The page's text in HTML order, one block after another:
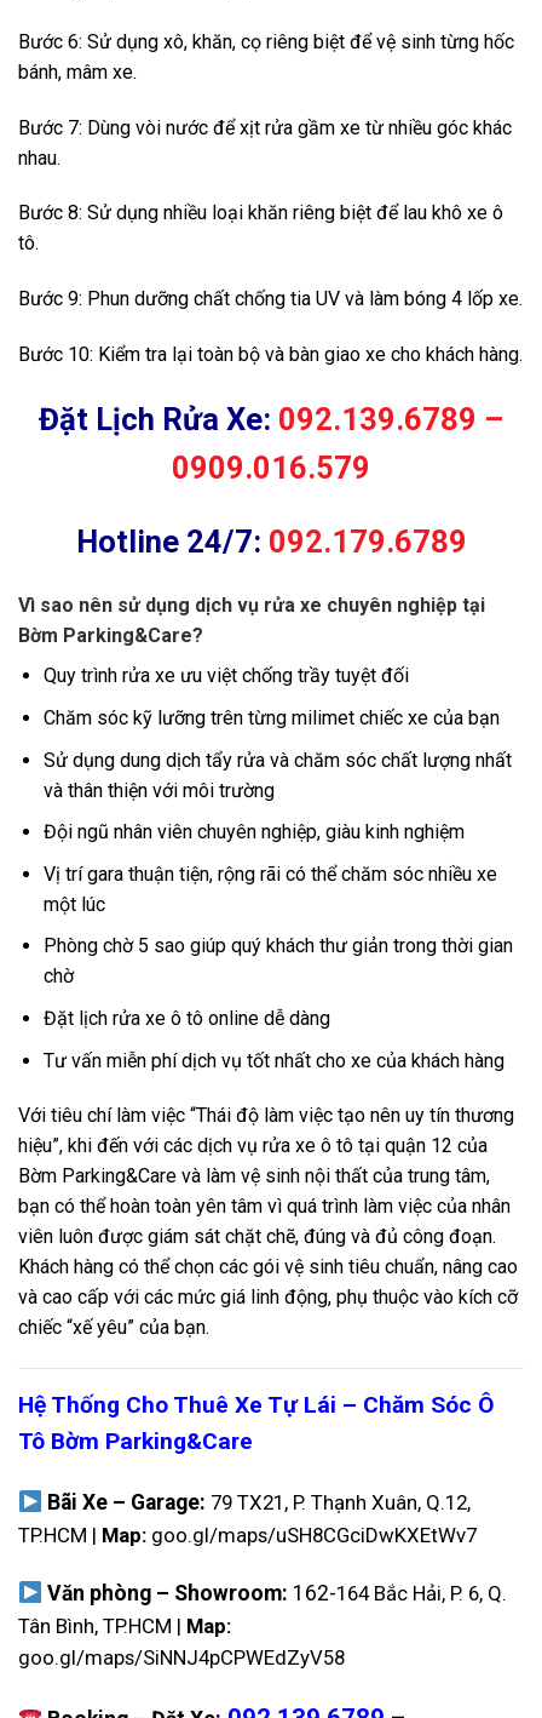
Bước 6: Sử dụng xô, khăn, cọ riêng biệt để vệ sinh từng hốc
bánh, mâm xe.
Bước 7: Dùng vòi nước để xịt rửa gầm xe từ nhiều góc khác
nhau.
Bước 8: Sử dụng nhiều loại khăn riêng biệt để lau khô xe ô
tô.
Bước 9: Phun dưỡng chất chống tia UV và làm bóng 4 lốp xe.
Bước 10: Kiểm tra lại toàn bộ và bàn giao xe cho khách hàng.
Đặt Lịch Rửa Xe: 092.139.6789 –
0909.016.579
Hotline 24/7: 092.179.6789
Vì sao nên sử dụng dịch vụ rửa xe chuyên nghiệp tại
Bờm Parking&Care?
Quy trình rửa xe ưu việt chống trầy tuyệt đối
Chăm sóc kỹ lưỡng trên từng milimet chiếc xe của bạn
Sử dụng dung dịch tẩy rửa và chăm sóc chất lượng nhất
và thân thiện với môi trường
Đội ngũ nhân viên chuyên nghiệp, giàu kinh nghiệm
Vị trí gara thuận tiện, rộng rãi có thể chăm sóc nhiều xe
một lúc
Phòng chờ 5 sao giúp quý khách thư giản trong thời gian
chờ
Đặt lịch rửa xe ô tô online dễ dàng
Tư vấn miễn phí dịch vụ tốt nhất cho xe của khách hàng
Với tiêu chí làm việc “Thái độ làm việc tạo nên uy tín thương
hiệu”, khi đến với các dịch vụ rửa xe ô tô tại quận 12 của
Bờm Parking&Care và làm vệ sinh nội thất của trung tâm,
bạn có thể hoàn toàn yên tâm vì quá trình làm việc của nhân
viên luôn được giám sát chặt chẽ, đúng và đủ công đoạn.
Khách hàng có thể chọn các gói vệ sinh tiêu chuẩn, nâng cao
và cao cấp với các mức giá linh động, phụ thuộc vào kích cỡ
chiếc “xế yêu” của bạn.
Hệ Thống Cho Thuê Xe Tự Lái – Chăm Sóc Ô
Tô Bờm Parking&Care
Bãi Xe – Garage: 79 TX21, P. Thạnh Xuân, Q.12,
TP.HCM | Map: goo.gl/maps/uSH8CGciDwKXEtWv7
Văn phòng – Showroom: 162-164 Bắc Hải, P. 6, Q.
Tân Bình, TP.HCM | Map:
goo.gl/maps/SiNNJ4pCPWEdZyV58